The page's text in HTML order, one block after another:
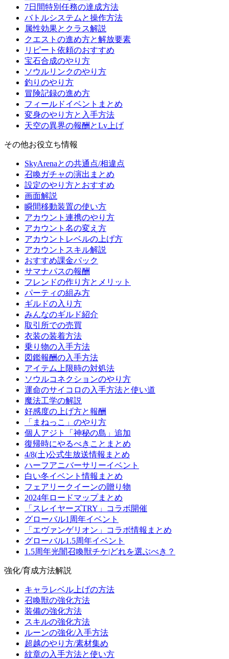
7日間特別任務の達成方法
バトルシステムと操作方法
属性効果とクラス解説
クエストの進め方と解放要素
リピート依頼のおすすめ
宝石合成のやり方
ソウルリンクのやり方
釣りのやり方
冒険記録の進め方
フィールドイベントまとめ
変身のやり方と入手方法
天空の異界の報酬とLv上げ
その他お役立ち情報
SkyArenaとの共通点/相違点
召喚ガチャの演出まとめ
設定のやり方とおすすめ
画面解説
瞬間移動装置の使い方
アカウント連携のやり方
アカウント名の変え方
アカウントレベルの上げ方
アカウントスキル解説
おすすめ課金パック
サマナパスの報酬
フレンドの作り方とメリット
パーティの組み方
ギルドの入り方
みんなのギルド紹介
取引所での売買
衣装の装着方法
乗り物の入手方法
図鑑報酬の入手方法
アイテム上限時の対処法
ソウルコネクションのやり方
運命のサイコロの入手方法と使い道
魔法工学の解説
好感度の上げ方と報酬
「まねっこ」のやり方
個人アジト「神秘の島」追加
復帰時にやるべきことまとめ
4/8(土)公式生放送情報まとめ
ハーフアニバーサリーイベント
白い冬イベント情報まとめ
フェアリークイーンの贈り物
2024年ロードマップまとめ
「スレイヤーズTRY」コラボ開催
グローバル1周年イベント
「エヴァンゲリオン」コラボ情報まとめ
グローバル1.5周年イベント
1.5周年光闇召喚獣チケ|どれを選ぶべき？
強化/育成方法解説
キャラレベル上げの方法
召喚獣の強化方法
装備の強化方法
スキルの強化方法
ルーンの強化/入手方法
超越のやり方/素材集め
紋章の入手方法と使い方